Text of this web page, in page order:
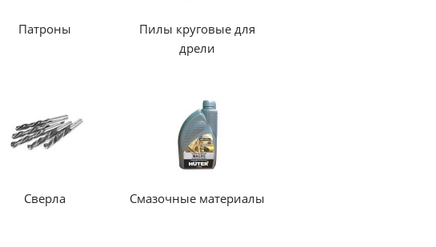
Патроны
Пилы круговые для
дрели
Сверла Смазочные материалы